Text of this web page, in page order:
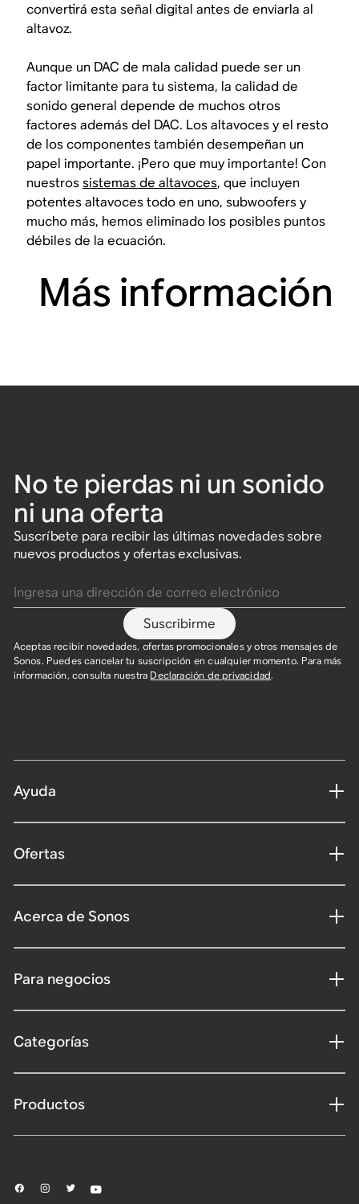
convertirá esta señal digital antes de enviarla al
altavoz.
Aunque un DAC de mala calidad puede ser un
factor limitante para tu sistema, la calidad de
sonido general depende de muchos otros
factores además del DAC. Los altavoces y el resto
de los componentes también desempeñan un
papel importante. ¡Pero que muy importante! Con
nuestrossistemas de altavoces, que incluyen
potentes altavoces todo en uno, subwoofers y
mucho más, hemos eliminado los posibles puntos
débiles de la ecuación.
Más información
No te pierdas ni un sonido
ni una oferta
Suscríbete para recibir las últimas novedades sobre
nuevos productos y ofertas exclusivas.
Suscribirme
Aceptas recibir novedades, ofertas promocionales y otros mensajes de
Sonos. Puedes cancelar tu suscripción en cualquier momento. Para más
información, consulta nuestra Declaración de privacidad.
Ayuda
Ofertas
Acerca de Sonos
Para negocios
Categorías
Productos